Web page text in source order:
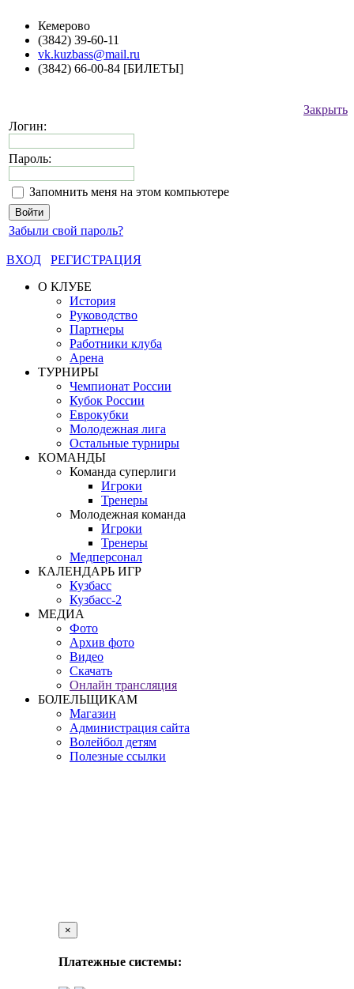
Кемерово
(3842) 39-60-11
vk.kuzbass@mail.ru
(3842) 66-00-84 [БИЛЕТЫ]
Закрыть
Логин:
Пароль:
Запомнить меня на этом компьютере
Забыли свой пароль?
ВХОД
РЕГИСТРАЦИЯ
О КЛУБЕ
История
Руководство
Партнеры
Работники клуба
Арена
ТУРНИРЫ
Чемпионат России
Кубок России
Еврокубки
Молодежная лига
Остальные турниры
КОМАНДЫ
Команда суперлиги
Игроки
Тренеры
Молодежная команда
Игроки
Тренеры
Медперсонал
КАЛЕНДАРЬ ИГР
Кузбасс
Кузбасс-2
МЕДИА
Фото
Архив фото
Видео
Скачать
Онлайн трансляция
БОЛЕЛЬЩИКАМ
Магазин
Администрация сайта
Волейбол детям
Полезные ссылки
×
Платежные системы: